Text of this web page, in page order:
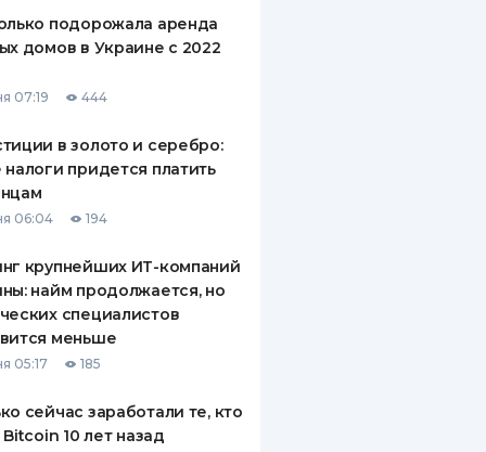
подорожала аренда
домов в Украине с 2022
07:19 444
в золото и серебро:
налоги придется платить
06:04 194
крупнейших ИТ-компаний
найм продолжается, но
специалистов
меньше
05:17 185
сейчас заработали те, кто
Bitcoin 10 лет назад